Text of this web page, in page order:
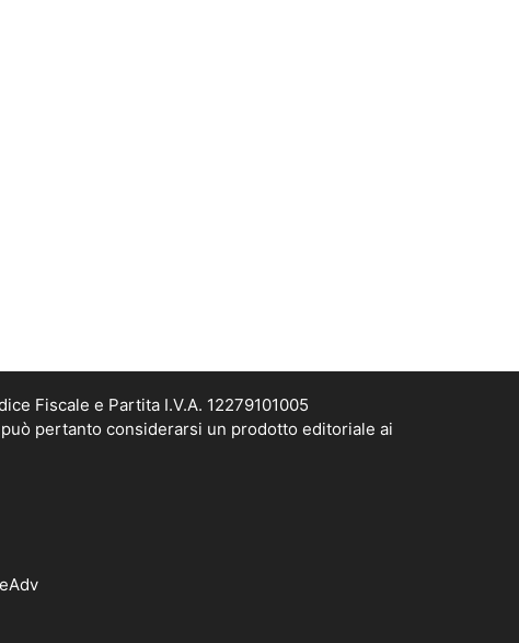
Fiscale e Partita I.V.A. 12279101005
pertanto considerarsi un prodotto editoriale ai